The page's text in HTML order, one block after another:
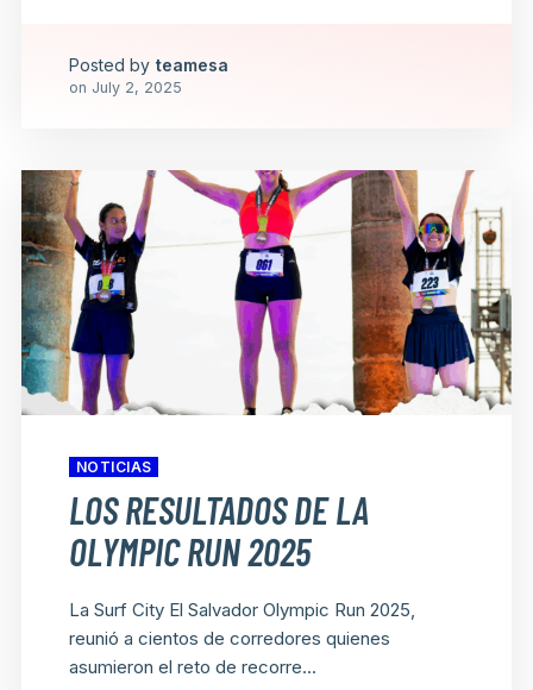
Posted by teamesa
on July 2, 2025
NOTICIAS
LOS RESULTADOS DE LA
OLYMPIC RUN 2025
La Surf City El Salvador Olympic Run 2025,
reunió a cientos de corredores quienes
asumieron el reto de recorre...